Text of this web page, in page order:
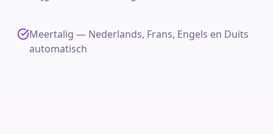
Meertalig — Nederlands, Frans, Engels en Duits
automatisch